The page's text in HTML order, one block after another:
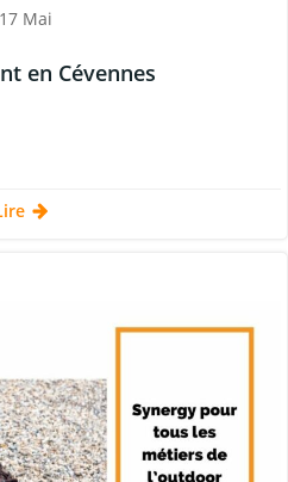
17 Mai
en Cévennes